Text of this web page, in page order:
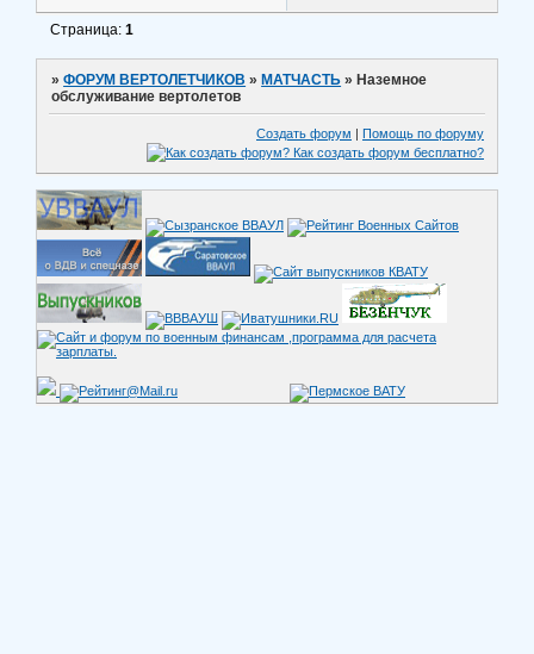
Страница:1
»ФОРУМ ВЕРТОЛЕТЧИКОВ »МАТЧАСТЬ »Наземное
обслуживание вертолетов
Создать форум Помощь по форуму